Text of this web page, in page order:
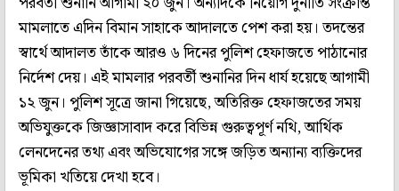
মামলাতে এদিন বিমান সাহাকে আদালতে পেশ করা হয়। তদন্তের
স্বার্থে আদালত তাঁকে আরও ৬ দিনের পুলিশ হেফাজতে পাঠানোর
নির্দেশ দেয়। এই মামলার পরবর্তী শুনানির দিন ধার্য হয়েছে আগামী
১২ জুন। পুলিশ সূত্রে জানা গিয়েছে, অতিরিক্ত হেফাজতের সময়
অভিযুক্তকে জিজ্ঞাসাবাদ করে বিভিন্ন গুরুত্বপূর্ণ নথি, আর্থিক
লেনদেনের তথ্য এবং অভিযোগের সঙ্গে জড়িত অন্যান্য ব্যক্তিদের
ভূমিকা খতিয়ে দেখা হবে।